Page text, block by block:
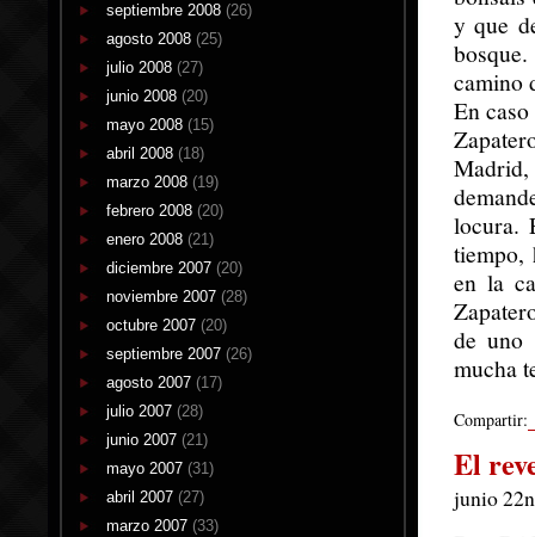
septiembre 2008 (26)
agosto 2008 (25)
julio 2008 (27)
junio 2008 (20)
mayo 2008 (15)
abril 2008 (18)
marzo 2008 (19)
febrero 2008 (20)
enero 2008 (21)
diciembre 2007 (20)
noviembre 2007 (28)
octubre 2007 (20)
septiembre 2007 (26)
agosto 2007 (17)
julio 2007 (28)
junio 2007 (21)
mayo 2007 (31)
abril 2007 (27)
marzo 2007 (33)
y que
camino
En
Madrid,
locura.
tiempo,
en la
de uno
mucha
Compartir:
El
junio